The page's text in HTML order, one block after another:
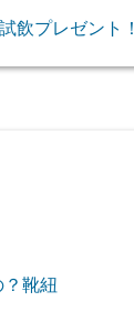
飲プレゼント！
靴紐